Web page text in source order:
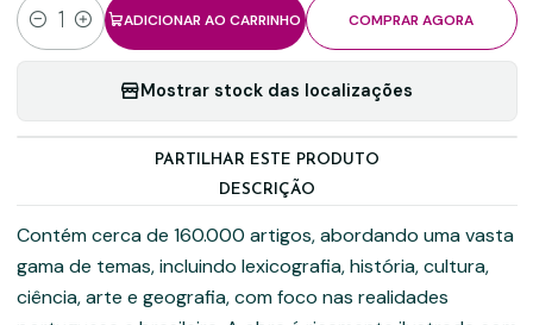
Quantidade
ADICIONAR AO CARRINHO COMPRAR AGORA
Mostrar stock das localizações
PARTILHAR ESTE PRODUTO
DESCRIÇÃO
Contém cerca de 160.000 artigos, abordando uma vasta
gama de temas, incluindo lexicografia, história, cultura,
ciência, arte e geografia, com foco nas realidades